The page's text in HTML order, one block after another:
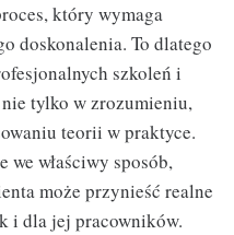
który wymaga
doskonalenia. To dlatego
szkoleń i
tylko w zrozumieniu,
teorii w praktyce.
we właściwy sposób,
może przynieść realne
i dla jej pracowników.